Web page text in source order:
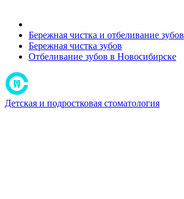
Бережная чистка и отбеливание зубов
Бережная чистка зубов
Отбеливание зубов в Новосибирске
Детская и подростковая стоматология